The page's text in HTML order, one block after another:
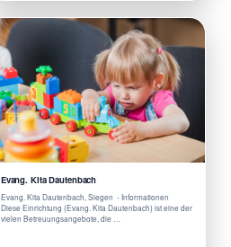
Evang. Kita Dautenbach
Evang. Kita Dautenbach, Siegen - Informationen
Diese Einrichtung (Evang. Kita Dautenbach) ist eine der
vielen Betreuungsangebote, die …